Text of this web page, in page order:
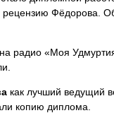
Фёдорова.
радио «Моя
как лучший ведущий
копию диплома.